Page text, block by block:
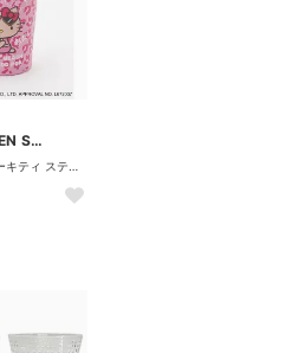
212 KITCHEN STORE